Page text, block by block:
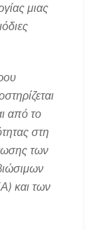
μιας
από το
στη
των
και των